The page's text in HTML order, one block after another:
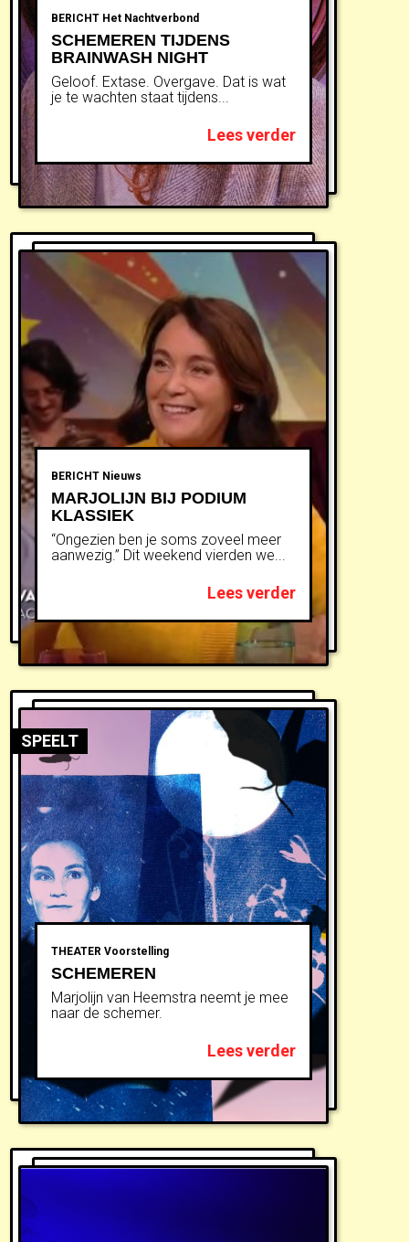
BERICHT Het Nachtverbond
SCHEMEREN TIJDENS
BRAINWASH NIGHT
Geloof. Extase. Overgave. Dat is wat
je te wachten staat tijdens...
Lees verder
BERICHT Nieuws
MARJOLIJN BIJ PODIUM
KLASSIEK
“Ongezien ben je soms zoveel meer
aanwezig.” Dit weekend vierden we...
Lees verder
THEATER Voorstelling
SCHEMEREN
Marjolijn van Heemstra neemt je mee
naar de schemer.
Lees verder
SPEELT